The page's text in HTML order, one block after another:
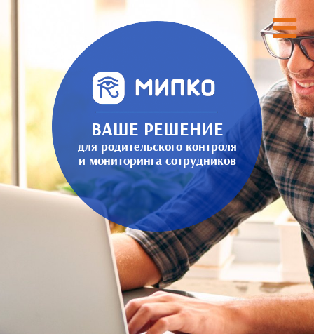
ВАШЕ РЕШЕНИЕ
для родительского контроля
и мониторинга сотрудников